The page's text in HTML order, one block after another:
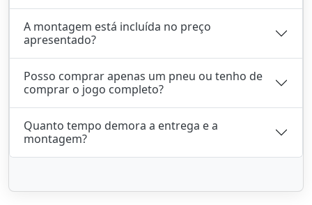
A montagem está incluída no preço
apresentado?
Posso comprar apenas um pneu ou tenho de
comprar o jogo completo?
Quanto tempo demora a entrega e a
montagem?